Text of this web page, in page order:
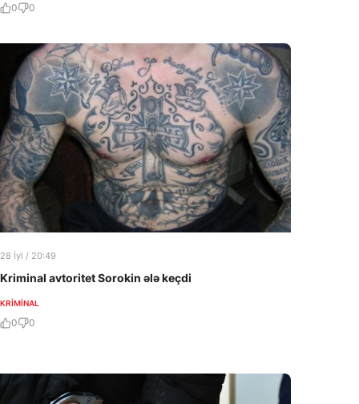
0 0
28 İyl / 20:49
Kriminal avtoritet Sorokin ələ keçdi
KRIMINAL
0 0